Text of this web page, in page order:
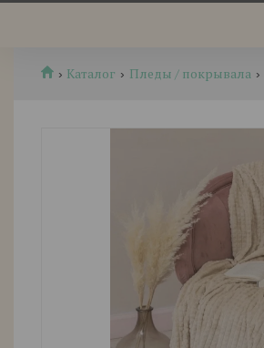
Каталог Пледы / покрывала